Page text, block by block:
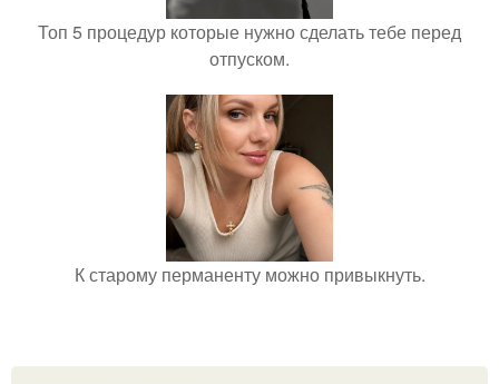
Топ 5 процедур которые нужно сделать тебе перед
отпуском.
К старому перманенту можно привыкнуть.